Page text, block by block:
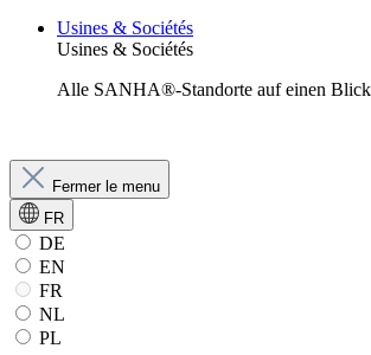
Usines & Sociétés
Usines & Sociétés
Alle SANHA®-Standorte auf einen Blick
Fermer le menu
FR
DE
EN
FR
NL
PL